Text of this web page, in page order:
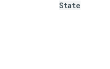
State